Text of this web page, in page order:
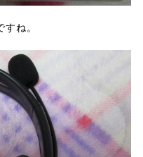
ね。